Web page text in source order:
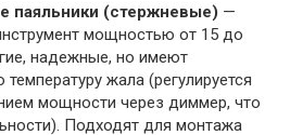
паяльники (стержневые) —
мощностью от 15 до
надежные, но имеют
жала (регулируется
мощности через диммер, что
Подходят для монтажа